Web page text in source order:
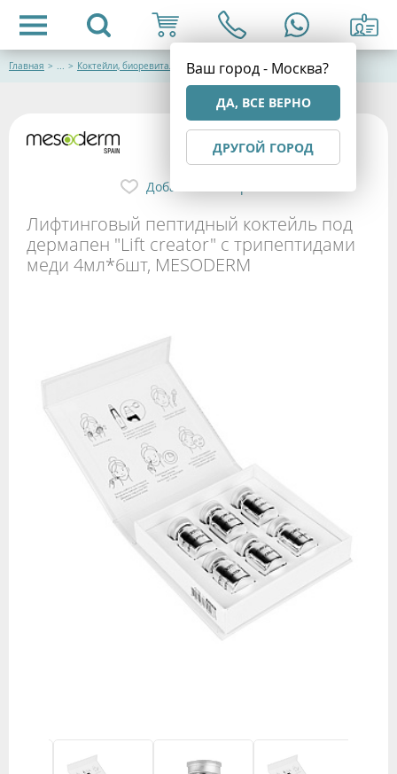
Ваш город - Москва?
ДА, ВСЕ ВЕРНО
ДРУГОЙ ГОРОД
Главная > ... > Коктейли, биоревитализанты
Лифтинговый пептидный коктейль под
дермапен "Lift creator" с трипептидами
меди 4мл*6шт, MESODERM
Добавить в избранное